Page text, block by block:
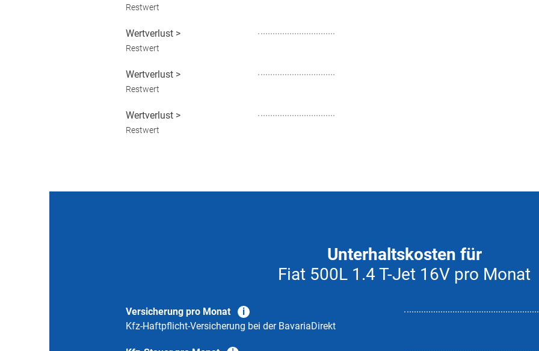
Restwert
Wertverlust >
Restwert
Wertverlust >
Restwert
Wertverlust >
Restwert
Unterhaltskosten für
Fiat 500L 1.4 T-Jet 16V pro Monat
Versicherung pro Monat
Kfz-Haftpflicht-Versicherung bei der BavariaDirekt